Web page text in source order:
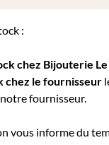
:
chez Bijouterie
chez le fournisseur
fournisseur.
vous informe du